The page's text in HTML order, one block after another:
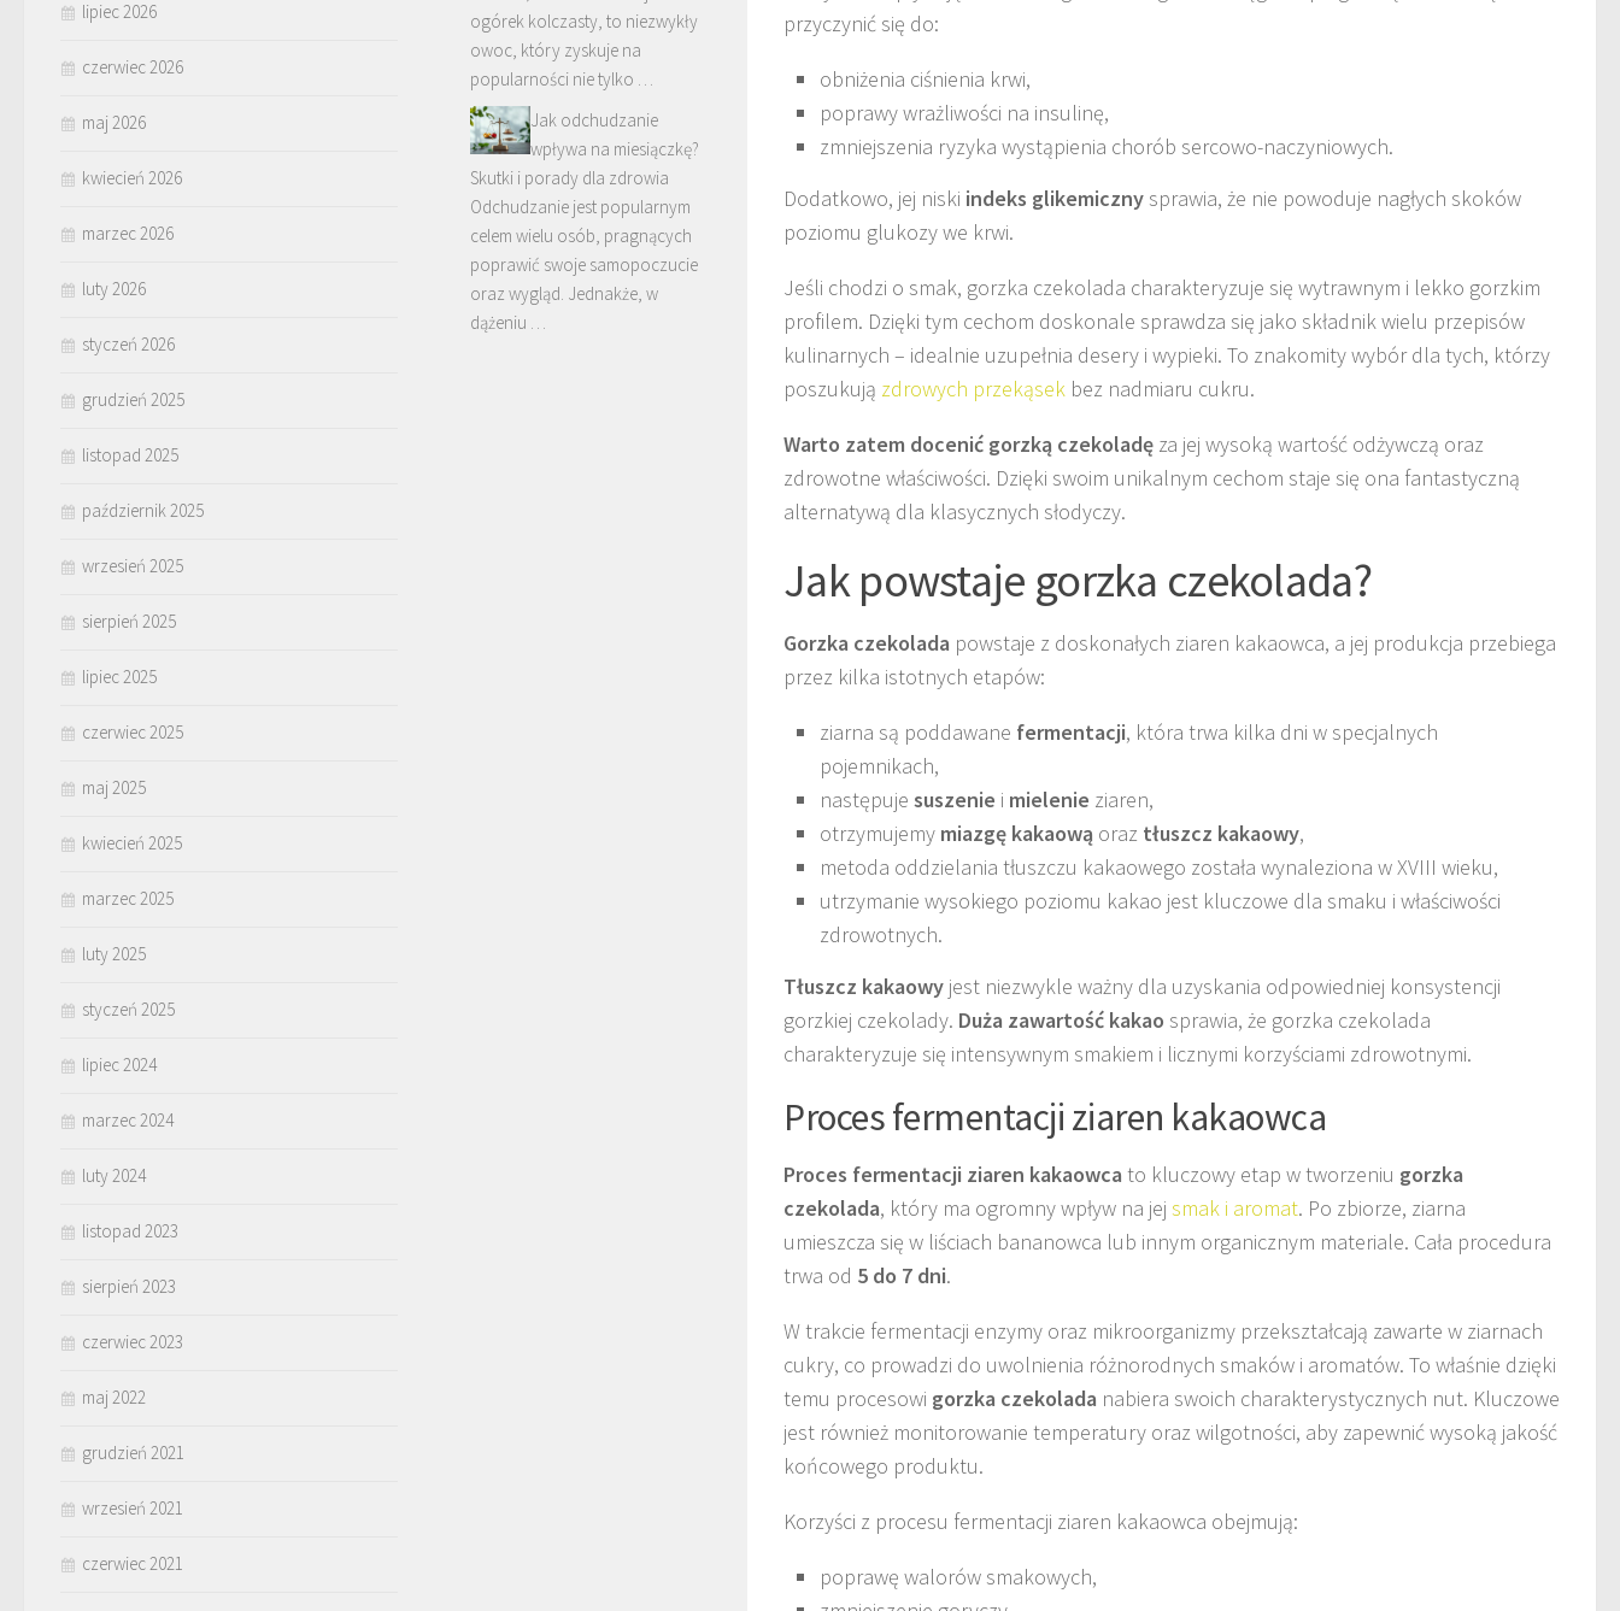
przyczynić się do:
obniżenia ciśnienia krwi,
poprawy wrażliwości na insulinę,
zmniejszenia ryzyka wystąpienia chorób sercowo-naczyniowych.
Dodatkowo, jej niski indeks glikemiczny sprawia, że nie powoduje nagłych skoków
poziomu glukozy we krwi.
Jeśli chodzi o smak, gorzka czekolada charakteryzuje się wytrawnym i lekko gorzkim
profilem. Dzięki tym cechom doskonale sprawdza się jako składnik wielu przepisów
kulinarnych – idealnie uzupełnia desery i wypieki. To znakomity wybór dla tych, którzy
poszukują zdrowych przekąsek bez nadmiaru cukru.
Warto zatem docenić gorzką czekoladę za jej wysoką wartość odżywczą oraz
zdrowotne właściwości. Dzięki swoim unikalnym cechom staje się ona fantastyczną
alternatywą dla klasycznych słodyczy.
Jak powstaje gorzka czekolada?
Gorzka czekolada powstaje z doskonałych ziaren kakaowca, a jej produkcja przebiega
przez kilka istotnych etapów:
ziarna są poddawane fermentacji, która trwa kilka dni w specjalnych
pojemnikach,
następuje suszenie i mielenie ziaren,
otrzymujemy miazgę kakaową oraz tłuszcz kakaowy,
metoda oddzielania tłuszczu kakaowego została wynaleziona w XVIII wieku,
utrzymanie wysokiego poziomu kakao jest kluczowe dla smaku i właściwości
zdrowotnych.
Tłuszcz kakaowy jest niezwykle ważny dla uzyskania odpowiedniej konsystencji
gorzkiej czekolady. Duża zawartość kakao sprawia, że gorzka czekolada
charakteryzuje się intensywnym smakiem i licznymi korzyściami zdrowotnymi.
Proces fermentacji ziaren kakaowca
Proces fermentacji ziaren kakaowca to kluczowy etap w tworzeniu gorzka
czekolada, który ma ogromny wpływ na jej smak i aromat. Po zbiorze, ziarna
umieszcza się w liściach bananowca lub innym organicznym materiale. Cała procedura
trwa od 5 do 7 dni.
W trakcie fermentacji enzymy oraz mikroorganizmy przekształcają zawarte w ziarnach
cukry, co prowadzi do uwolnienia różnorodnych smaków i aromatów. To właśnie dzięki
temu procesowi gorzka czekolada nabiera swoich charakterystycznych nut. Kluczowe
jest również monitorowanie temperatury oraz wilgotności, aby zapewnić wysoką jakość
końcowego produktu.
Korzyści z procesu fermentacji ziaren kakaowca obejmują:
poprawę walorów smakowych,
lipiec 2026
czerwiec 2026
maj 2026
kwiecień 2026
marzec 2026
luty 2026
styczeń 2026
grudzień 2025
listopad 2025
październik 2025
wrzesień 2025
sierpień 2025
lipiec 2025
czerwiec 2025
maj 2025
kwiecień 2025
marzec 2025
luty 2025
styczeń 2025
lipiec 2024
marzec 2024
luty 2024
listopad 2023
sierpień 2023
czerwiec 2023
maj 2022
grudzień 2021
wrzesień 2021
czerwiec 2021
ogórek kolczasty, to niezwykły
owoc, który zyskuje na
popularności nie tylko …
Jak odchudzanie
wpływa na miesiączkę?
Skutki i porady dla zdrowia
Odchudzanie jest popularnym
celem wielu osób, pragnących
poprawić swoje samopoczucie
oraz wygląd. Jednakże, w
dążeniu …